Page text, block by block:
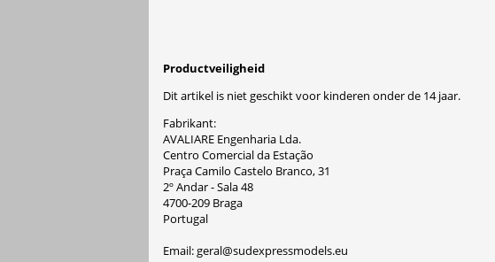
Productveiligheid
Dit artikel is niet geschikt voor kinderen onder de 14 jaar.
Fabrikant:
AVALIARE Engenharia Lda.
Centro Comercial da Estação
Praça Camilo Castelo Branco, 31
2º Andar - Sala 48
4700-209 Braga
Portugal
Email: geral@sudexpressmodels.eu